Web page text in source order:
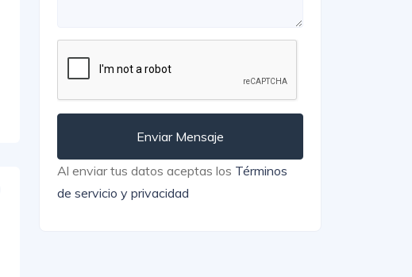
Enviar Mensaje
Al enviar tus datos aceptas los Términos
de servicio y privacidad